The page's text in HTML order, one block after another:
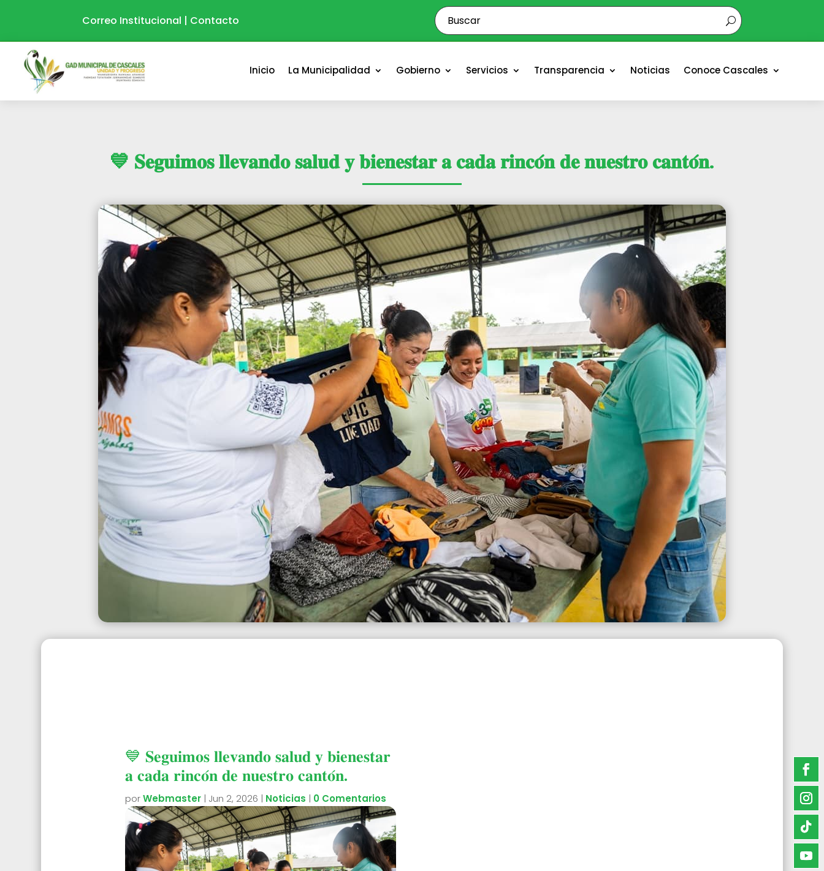
Correo Institucional | Contacto
Inicio La Municipalidad Gobierno Servicios Transparencia Noticias Conoce Cascales
💙 𝐒𝐞𝐠𝐮𝐢𝐦𝐨𝐬 𝐥𝐥𝐞𝐯𝐚𝐧𝐝𝐨 𝐬𝐚𝐥𝐮𝐝 𝐲 𝐛𝐢𝐞𝐧𝐞𝐬𝐭𝐚𝐫 𝐚 𝐜𝐚𝐝𝐚 𝐫𝐢𝐧𝐜𝐨́𝐧 𝐝𝐞 𝐧𝐮𝐞𝐬𝐭𝐫𝐨 𝐜𝐚𝐧𝐭𝐨́𝐧.
💙 𝐒𝐞𝐠𝐮𝐢𝐦𝐨𝐬 𝐥𝐥𝐞𝐯𝐚𝐧𝐝𝐨 𝐬𝐚𝐥𝐮𝐝 𝐲 𝐛𝐢𝐞𝐧𝐞𝐬𝐭𝐚𝐫
𝐚 𝐜𝐚𝐝𝐚 𝐫𝐢𝐧𝐜𝐨́𝐧 𝐝𝐞 𝐧𝐮𝐞𝐬𝐭𝐫𝐨 𝐜𝐚𝐧𝐭𝐨́𝐧.
porWebmaster | Jun 2, 2026 | Noticias | 0 Comentarios